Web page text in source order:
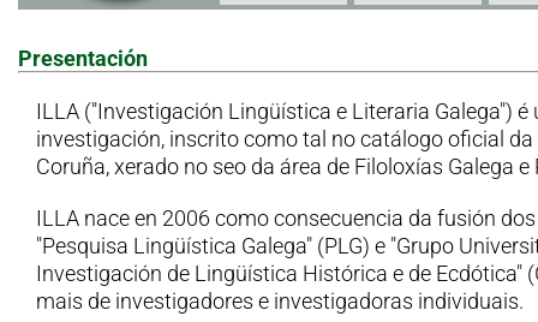
Presentación
ILLA ("Investigación Lingüística e Literaria Galega") é
investigación, inscrito como tal no catálogo oficial da
Coruña, xerado no seo da área de Filoloxías Galega e
ILLA nace en 2006 como consecuencia da fusión
"Pesquisa Lingüística Galega" (PLG) e "Grupo
Investigación de Lingüística Histórica e de Ecdótica"
mais de investigadores e investigadoras individuais.